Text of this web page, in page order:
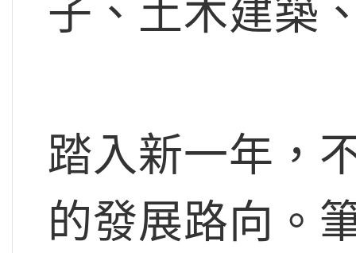
子、土木建築
踏入新一年，
的發展路向。